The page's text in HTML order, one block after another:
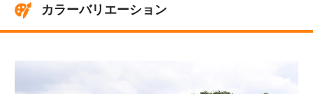
カラーバリエーション